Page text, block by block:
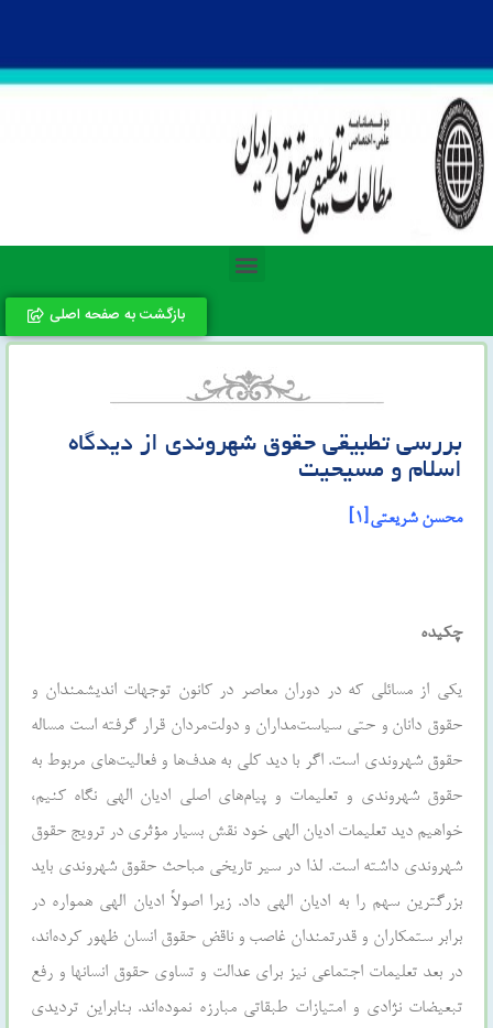
بازگشت به صفحه اصلی
بررسی تطبیقی حقوق شهروندی از دیدگاه
اسلام و مسیحیت
محسن شریعتی[۱]
چکیده
یکی از مسائلی که در دوران معاصر در کانون توجهات اندیشمندان و
حقوق دانان و حتی سیاست‌مداران و دولت‌مردان قرار گرفته است مساله
حقوق شهروندی است. اگر با دید کلی به هدف‌ها و فعالیت‌های مربوط به
حقوق شهروندی و تعلیمات و پیام‌های اصلی ادیان الهی نگاه کنیم،
خواهیم دید تعلیمات ادیان الهی خود نقش بسیار مؤثری در ترویج حقوق
شهروندی داشته است. لذا در سیر تاریخی مباحث حقوق شهروندی باید
بزرگترین سهم را به ادیان الهی داد. زیرا اصولاً ادیان الهی همواره در
برابر ستمکاران و قدرتمندان غاصب و ناقض حقوق انسان ظهور کرده‌اند،
در بعد تعلیمات اجتماعی نیز برای عدالت و تساوی حقوق انسانها و رفع
تبعیضات نژادی و امتیازات طبقاتی مبارزه نموده‌اند. بنابراین تردیدی